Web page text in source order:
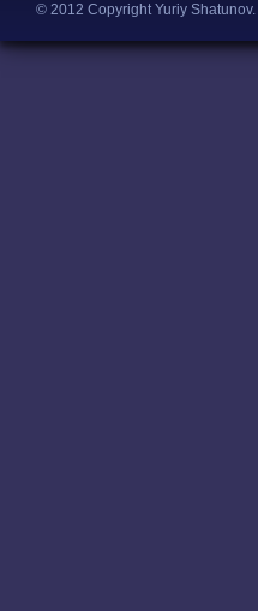
© 2012 Copyright Yuriy Shatunov.